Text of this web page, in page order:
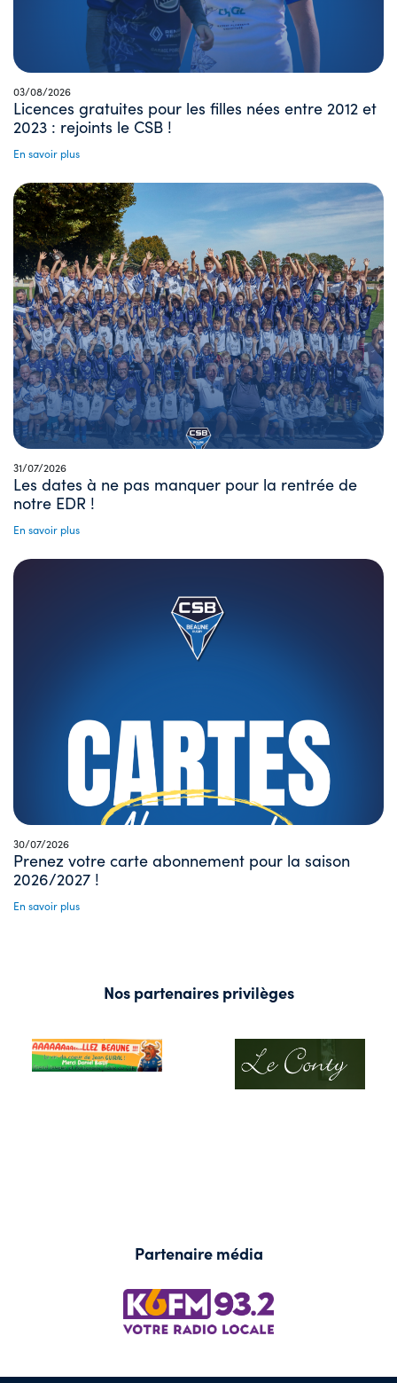
03/08/2026
Licences gratuites pour les filles nées entre 2012 et
2023 : rejoints le CSB !
En savoir plus
31/07/2026
Les dates à ne pas manquer pour la rentrée de
notre EDR !
En savoir plus
30/07/2026
Prenez votre carte abonnement pour la saison
2026/2027 !
En savoir plus
Nos partenaires privilèges
Partenaire média